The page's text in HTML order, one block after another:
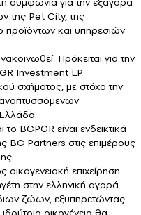
της Pet City, της
προϊόντων και υπηρεσιών
Πρόκειται για την
Investment LP
σχήματος, με στόχο την
BCPGR είναι ενδεικτικά
BC Partners στις επιμέρους
επιχείρηση
στην ελληνική αγορά
ζώων, εξυπηρετώντας